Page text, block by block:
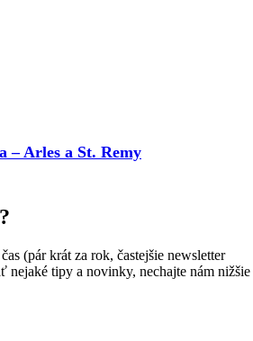
– Arles a St. Remy
(pár krát za rok, častejšie newsletter
nejaké tipy a novinky, nechajte nám nižšie